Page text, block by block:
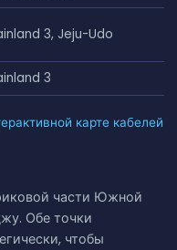
3, Jeju-Udo
3
карте кабелей
части Южной
Обе точки
чтобы